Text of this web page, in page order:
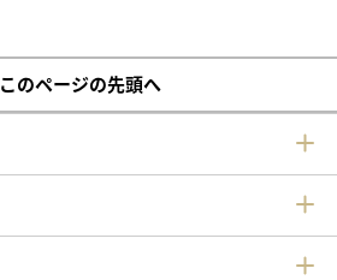
このページの先頭へ